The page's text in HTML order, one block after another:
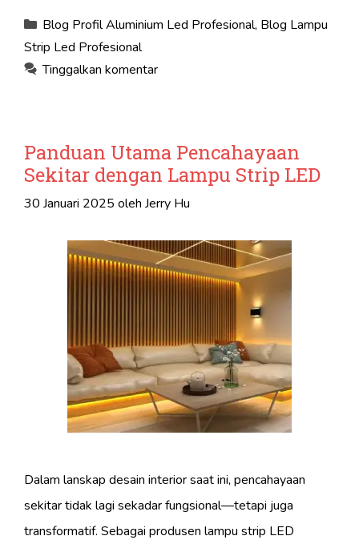
Kategori
Blog Profil Aluminium Led Profesional, Blog Lampu
Strip Led Profesional
Tinggalkan komentar
Panduan Utama Pencahayaan
Sekitar dengan Lampu Strip LED
30 Januari 2025 oleh Jerry Hu
Dalam lanskap desain interior saat ini, pencahayaan
sekitar tidak lagi sekadar fungsional—tetapi juga
transformatif. Sebagai produsen lampu strip LED